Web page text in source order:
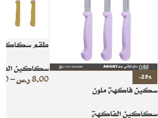
-23%
سكين فاكهة ملون
سكاكين الفاكهة
طقم
سكاكين
8.00ر.س–